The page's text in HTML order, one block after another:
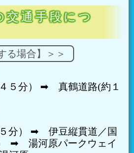
交通手段につ
る場合】＞＞
５分） ➡︎ 真鶴道路(約１
分） ➡︎ 伊豆縦貫道／国
➡︎ 湯河原パークウェイ